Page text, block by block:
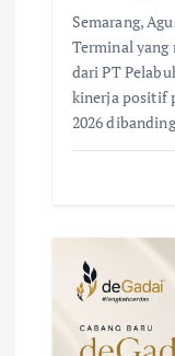
Semarang,
Terminal yang
dari PT
kinerja positif
2026